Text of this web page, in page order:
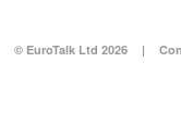
© EuroTalk Ltd 2026 |